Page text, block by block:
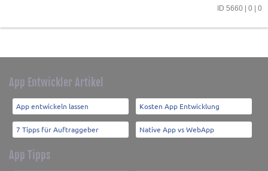
ID 5660 | 0 | 0
App Entwickler Artikel
App entwickeln lassen Kosten App Entwicklung
7 Tipps für Auftraggeber Native App vs WebApp
App Tipps